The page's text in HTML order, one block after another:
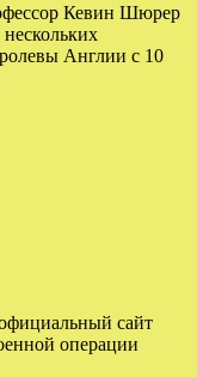
Кевин Шюрер
Англии с 10
сайт
операции